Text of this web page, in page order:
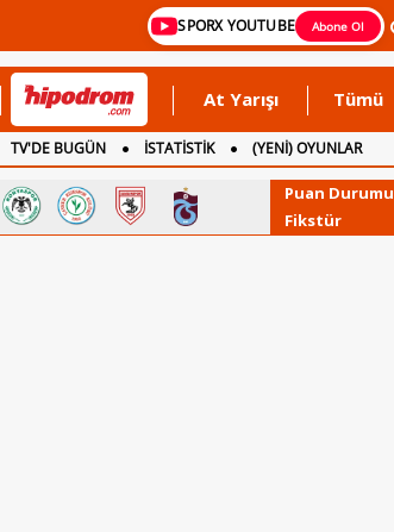
SPORX YOUTUBE Abone Ol
At Yarışı Tümü
TV'DE BUGÜN İSTATİSTİK
(YENİ) OYUNLAR
Puan Durumu
Fikstür